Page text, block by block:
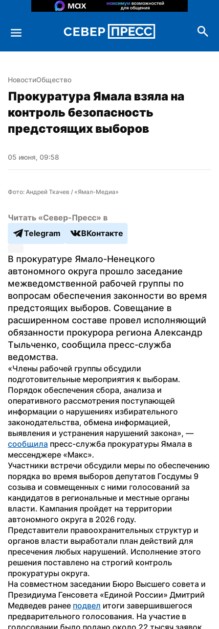
НовостиОбщество
Прокуратура Ямала взяла на
контроль безопасность
предстоящих выборов
05 июня, 09:58
Фото: Андрей Ткачев / «Ямал-Медиа»
Читать «Север-Пресс» в
Telegram
ВКонтакте
В прокуратуре Ямало-Ненецкого
автономного округа прошло заседание
межведомственной рабочей группы по
вопросам обеспечения законности во время
предстоящих выборов. Совещание в
расширенном составе провел исполняющий
обязанности прокурора региона Александр
Тыльченко, сообщила пресс-служба
ведомства.
«Члены рабочей группы обсудили
подготовительные мероприятия к выборам.
Порядок обеспечения сбора, анализа и
оперативного рассмотрения поступающей
информации о нарушениях избирательного
законодательства, обмена информацией,
сообщила пресс-служба прокуратуры Ямала в
мессенджере «Макс».
Участники встречи обсудили меры по обеспечению
порядка во время выборов депутатов Госдумы 9
созыва и совмещенных с ними голосований за
кандидатов в региональные и местные органы
власти. Кампания пройдет на территории
автономного округа в 2026 году.
Представители правоохранительных структур и
органов власти выработали план действий для
пресечения любых нарушений. Исполнение этого
решения поставлено на строгий контроль
прокуратуры округа.
На совместном заседании Бюро Высшего совета и
Президиума Генсовета «Единой России» Дмитрий
Медведев ранее подвел итоги завершившегося
предварительного голосования. На участие в
голосовании было подано около 22 тысяч заявок,